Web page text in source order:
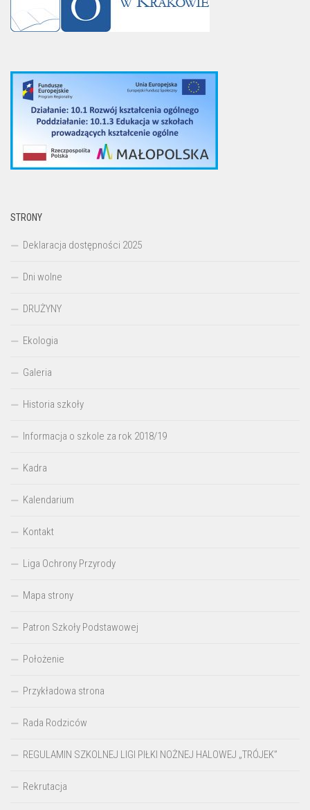
STRONY
Deklaracja dostępności 2025
Dni wolne
DRUŻYNY
Ekologia
Galeria
Historia szkoły
Informacja o szkole za rok 2018/19
Kadra
Kalendarium
Kontakt
Liga Ochrony Przyrody
Mapa strony
Patron Szkoły Podstawowej
Położenie
Przykładowa strona
Rada Rodziców
REGULAMIN SZKOLNEJ LIGI PIŁKI NOŻNEJ HALOWEJ „TRÓJEK”
Rekrutacja